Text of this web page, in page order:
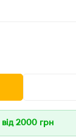
від 2000 грн